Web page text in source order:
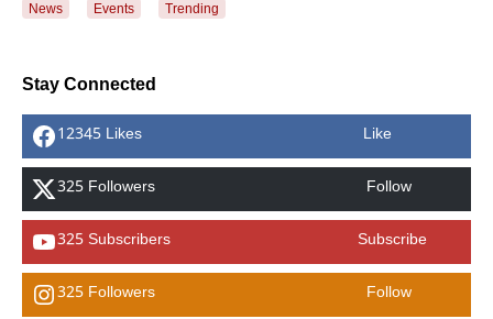
News Events Trending
Stay Connected
12345 Likes Like
325 Followers Follow
325 Subscribers Subscribe
325 Followers Follow